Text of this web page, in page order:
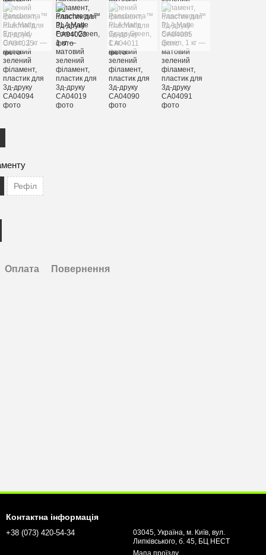
Рефіл
Оплата Повернення
Контактна інформація
+38 (073) 420-54-34
03045, Україна, м. Київ, вул.
Липківського, б. 45, БЦ НЕСТ
Мапа проїзду